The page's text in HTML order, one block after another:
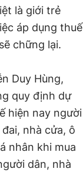
là giới trẻ
áp dụng thuế
chững lại.
Duy Hùng,
quy định dự
hiện nay người
nhà cửa, ô
nhân khi mua
dân, nhà